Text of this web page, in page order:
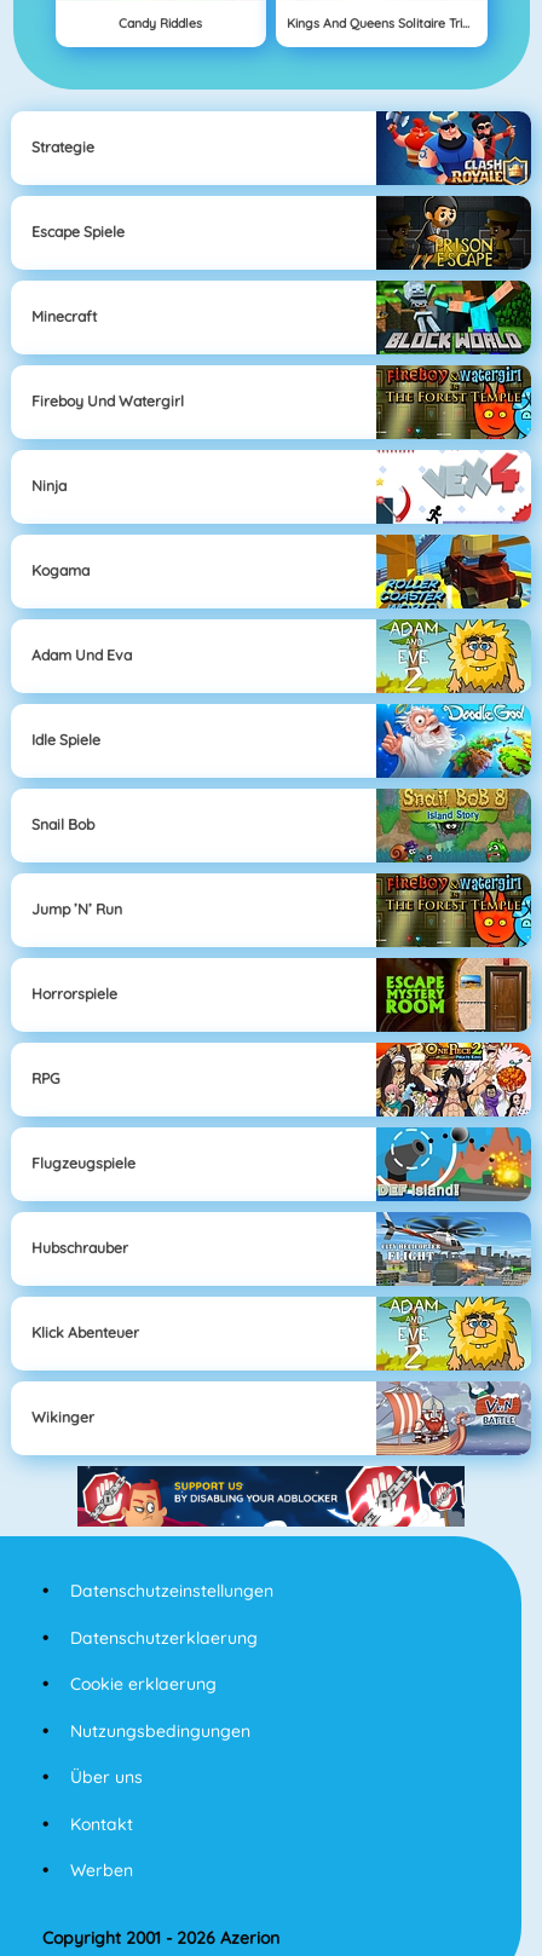
Candy Riddles Kings And Queens Solitaire Tripeaks
Strategie
Escape Spiele
Minecraft
Fireboy Und Watergirl
Ninja
Kogama
Adam Und Eva
Idle Spiele
Snail Bob
Jump ’n’ Run
Horrorspiele
RPG
Flugzeugspiele
Hubschrauber
Klick Abenteuer
Wikinger
Datenschutzeinstellungen
Datenschutzerklaerung
Cookie erklaerung
Nutzungsbedingungen
Über uns
Kontakt
Werben
Copyright 2001 - 2026 Azerion